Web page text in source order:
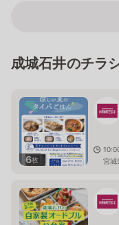
成城石井のチラ
6枚
宮城